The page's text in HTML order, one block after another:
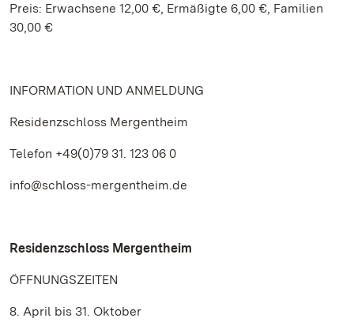
Preis: Erwachsene 12,00 €, Ermäßigte 6,00 €, Familien
30,00 €
INFORMATION UND ANMELDUNG
Residenzschloss Mergentheim
Telefon +49(0)79 31. 123 06 0
info@schloss-mergentheim.de
Residenzschloss Mergentheim
ÖFFNUNGSZEITEN
8. April bis 31. Oktober